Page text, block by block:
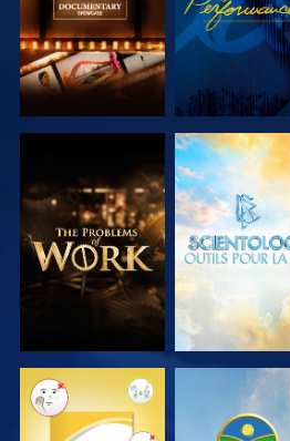
DÉCOUVRIR
LES SÉRIES
DÉCOUVRIR
LES SÉRIES
REGARDER REGARDER